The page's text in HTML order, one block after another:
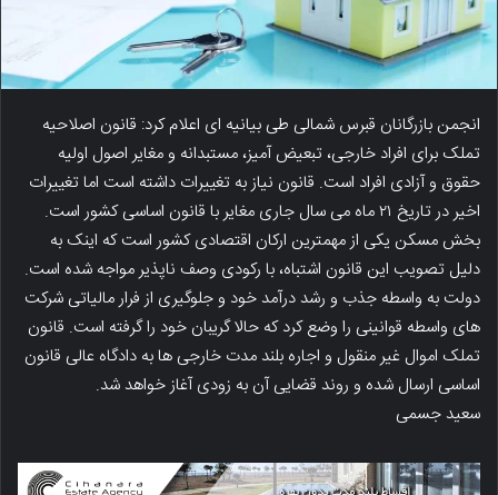
انجمن بازرگانان قبرس شمالی طی بیانیه ای اعلام کرد: قانون اصلاحیه
تملک برای افراد خارجی، تبعیض آمیز، مستبدانه و مغایر اصول اولیه
حقوق و آزادی افراد است. قانون نیاز به تغییرات داشته است اما تغییرات
اخیر در تاریخ ۲۱ ماه می سال جاری مغایر با قانون اساسی کشور است.
بخش مسکن یکی از مهمترین ارکان اقتصادی کشور است که اینک به
دلیل تصویب این قانون اشتباه، با رکودی وصف ناپذیر مواجه شده است.
دولت به واسطه جذب و رشد درآمد خود و جلوگیری از فرار مالیاتی شرکت
های واسطه قوانینی را وضع کرد که حالا گریبان خود را گرفته است. قانون
تملک اموال غیر منقول و اجاره بلند مدت خارجی ها به دادگاه عالی قانون
اساسی ارسال شده و روند قضایی آن به زودی آغاز خواهد شد.
سعید جسمی